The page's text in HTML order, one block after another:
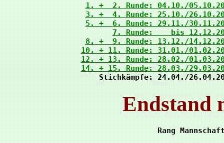
1. +  2. Runde: 04.10./
3. +  4. Runde: 25.10./
5. +  6. Runde: 29.11./
7. Runde:    bis
8. +  9. Runde: 13.12./
10. + 11. Runde: 31.01./
12. + 13. Runde: 28.02./
14. + 15. Runde: 28.03./
Endstand
Rang